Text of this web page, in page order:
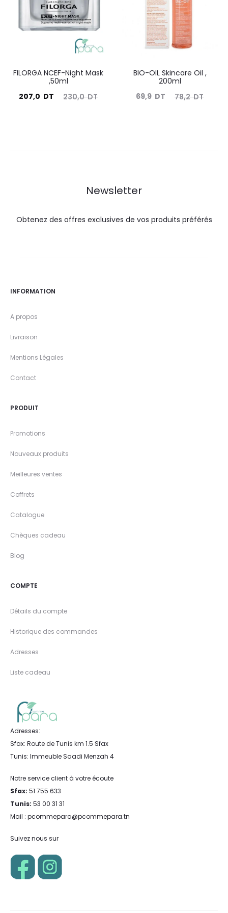
DT.
DT.
FILORGA NCEF-Night Mask
,50ml
230,0DT
Le
207,0 DT
BIO-OIL Skincare Oil ,
200ml
78,2DT
Le
69,9 DT
Newsletter
Obtenez des offres exclusives de vos produits préférés
INFORMATION
A propos
Livraison
Mentions Légales
Contact
PRODUIT
Promotions
Nouveaux produits
Meilleures ventes
Coffrets
Catalogue
Chèques cadeau
Blog
COMPTE
Détails du compte
Historique des commandes
Adresses
Liste cadeau
Adresses:
Sfax: Route de Tunis km 1.5 Sfax
Tunis: Immeuble Saadi Menzah 4
Notre service client à votre écoute
Sfax: 51 755 633
Tunis: 53 00 31 31
Mail : pcommepara@pcommepara.tn
Suivez nous sur